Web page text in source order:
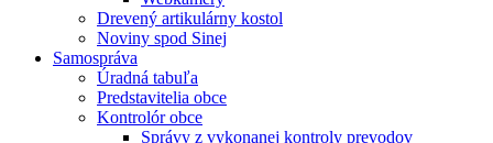
Drevený artikulárny kostol
Noviny spod Sinej
Samospráva
Úradná tabuľa
Predstavitelia obce
Kontrolór obce
Správy z vykonanej kontroly prevodov